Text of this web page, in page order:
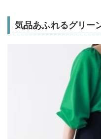
気品あふれるグリー